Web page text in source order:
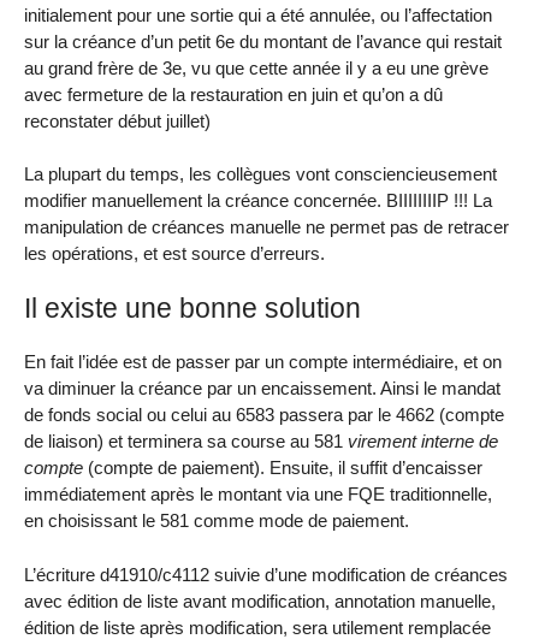
initialement pour une sortie qui a été annulée, ou l’affectation
sur la créance d’un petit 6e du montant de l’avance qui restait
au grand frère de 3e, vu que cette année il y a eu une grève
avec fermeture de la restauration en juin et qu’on a dû
reconstater début juillet)
La plupart du temps, les collègues vont consciencieusement
modifier manuellement la créance concernée. BIIIIIIIIP !!! La
manipulation de créances manuelle ne permet pas de retracer
les opérations, et est source d’erreurs.
Il existe une bonne solution
En fait l’idée est de passer par un compte intermédiaire, et on
va diminuer la créance par un encaissement. Ainsi le mandat
de fonds social ou celui au 6583 passera par le 4662 (compte
de liaison) et terminera sa course au 581 virement interne de
compte (compte de paiement). Ensuite, il suffit d’encaisser
immédiatement après le montant via une FQE traditionnelle,
en choisissant le 581 comme mode de paiement.
L’écriture d41910/c4112 suivie d’une modification de créances
avec édition de liste avant modification, annotation manuelle,
édition de liste après modification, sera utilement remplacée